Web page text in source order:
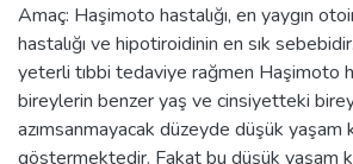
Amaç: Haşimoto hastalığı, en yaygın
hastalığı ve hipotiroidinin en sık
yeterli tıbbi tedaviye rağmen Haşimoto
bireylerin benzer yaş ve cinsiyetteki
azımsanmayacak düzeyde düşük
göstermektedir. Fakat bu düşük yaşam